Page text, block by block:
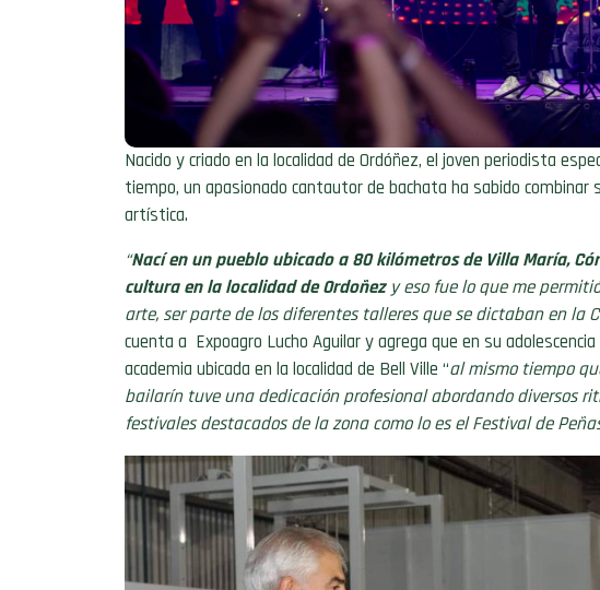
Nacido y criado en la localidad de Ordóñez, el joven periodista
tiempo, un apasionado cantautor de bachata ha sabido combinar
artística.
“Nací en un pueblo ubicado a 80 kilómetros de Villa María,
cultura en la localidad de Ordoñezy eso fue lo que me
arte, ser parte de los diferentes talleres que se dictaban en la
cuenta a Expoagro Lucho Aguilar y agrega que en su
academia ubicada en la localidad de Bell Ville “al mismo tiempo
bailarín tuve una dedicación profesional abordando diversos
festivales destacados de la zona como lo es el Festival de